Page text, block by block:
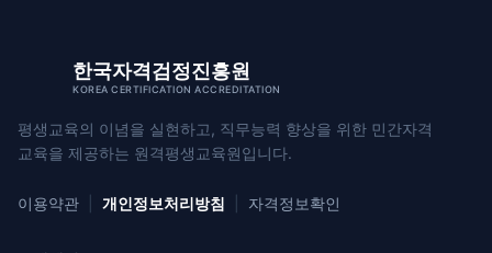
한국자격검정진흥원
KOREA CERTIFICATION ACCREDITATION
평생교육의 이념을 실현하고, 직무능력 향상을 위한 민간자격
교육을 제공하는 원격평생교육원입니다.
이용약관 개인정보처리방침 자격정보확인